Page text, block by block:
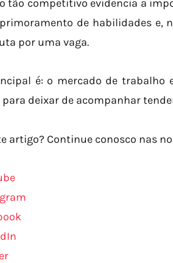
tão competitivo evidencia a
de habilidades e,
por uma vaga.
é: o mercado de trabalho
para deixar de acompanhar
artigo? Continue conosco nas